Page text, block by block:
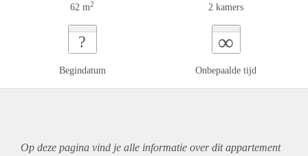
62 m2 2 kamers
?
Begindatum
∞
Onbepaalde tijd
Op deze pagina vind je alle informatie over ditappartement